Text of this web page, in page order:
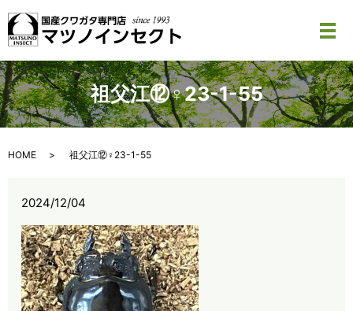
メ
祖父江⑫♀23-1-55
HOME 祖父江⑫♀23-1-55
2024/12/04